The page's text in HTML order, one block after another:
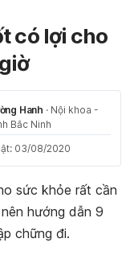
có lợi cho
Hanh · Nội khoa -
Bắc Ninh
03/08/2020
sức khỏe rất cần
hướng dẫn 9
chững đi.